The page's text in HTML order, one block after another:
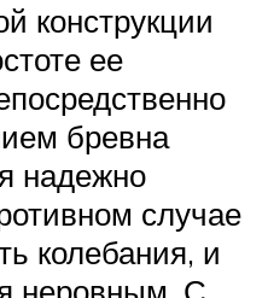
конструкции
ее
бревна
надежно
случае
колебания, и